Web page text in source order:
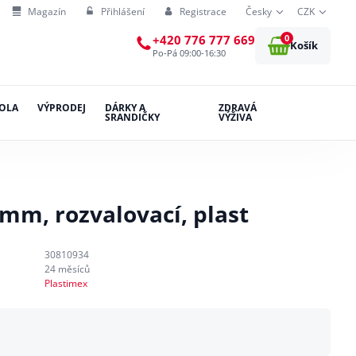
Magazín Přihlášení Registrace Česky CZK
+420 776 777 669
Po-Pá 09:00-16:30
0
Košík
VÝPRODEJ DÁRKY A
SRANDIČKY
ZDRAVÁ
VÝŽIVA
rozvalovací, plast
30810934
24 měsíců
Plastimex